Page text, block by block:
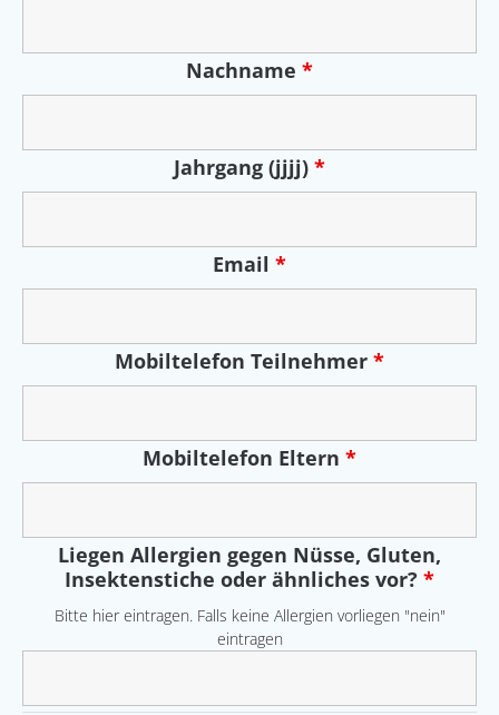
Nachname *
Jahrgang (jjjj) *
Email *
Mobiltelefon Teilnehmer *
Mobiltelefon Eltern *
Liegen Allergien gegen Nüsse, Gluten,
Insektenstiche oder ähnliches vor? *
Bitte hier eintragen. Falls keine Allergien vorliegen "nein"
eintragen